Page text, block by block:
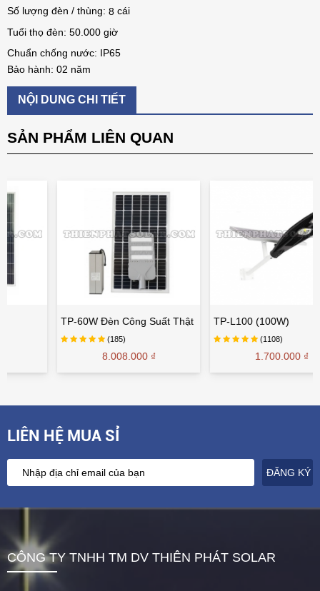
Số lượng đèn / thùng: 8 cái
Tuổi thọ đèn: 50.000 giờ
Chuẩn chống nước: IP65
Bảo hành: 02 năm
NỘI DUNG CHI TIẾT
SẢN PHẨM LIÊN QUAN
TP-60W Đèn Công Suất Thật
(185)
8.008.000 ₫
TP-L100 (100W)
(1108)
1.700.000 ₫
LIÊN HỆ MUA SỈ
CÔNG TY TNHH TM DV THIÊN PHÁT SOLAR